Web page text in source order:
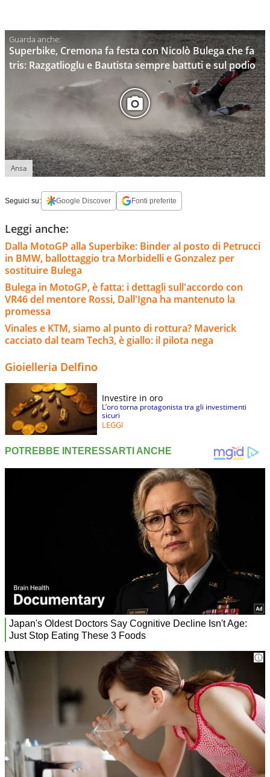
Superbike, Cremona fa festa con Nicolò Bulega che fa
tris: Razgatlioglu e Bautista sempre battuti e sul podio
Ansa
Seguici su: Google Discover Fonti preferite
Leggi anche:
Dalla MotoGP alla Superbike: Binder al posto di Petrucci
in BMW, ballottaggio tra Morbidelli e Gonzalez per
sostituire Bulega
Bulega in MotoGP, è fatta: i dettagli sull'accordo con
VR46 del mentore Rossi, Dall'Igna ha mantenuto la
promessa
Vinales e KTM, siamo al punto di rottura? Maverick
cacciato dal team Tech3, è giallo: il pilota nega
Gioielleria Delfino
Investire in oro
L’oro torna protagonista tra gli investimenti
sicuri
LEGGI